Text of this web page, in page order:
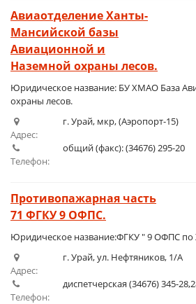
Авиаотделение Ханты-
Мансийской базы
Авиационной и
Наземной охраны лесов.
Юридическое название: БУ ХМАО База
охраны лесов.
Адрес:
г. Урай, мкр, (Аэропорт-15)
Телефон:
общий (факс): (34676) 295-20
Противопажарная часть
71 ФГКУ 9 ОФПС.
Юридическое название:ФГКУ " 9 ОФПС
Адрес:
г. Урай, ул. Нефтяников, 1/А
Телефон:
диспетчерская (34676) 345-